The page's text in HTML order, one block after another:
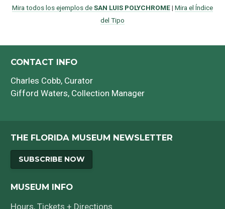
Mira todos los ejemplos deSAN LUIS POLYCHROME| Mira el Índice
del Tipo
CONTACT INFO
Charles Cobb, Curator
Gifford Waters, Collection Manager
THE FLORIDA MUSEUM NEWSLETTER
SUBSCRIBE NOW
MUSEUM INFO
Hours, Tickets + Directions